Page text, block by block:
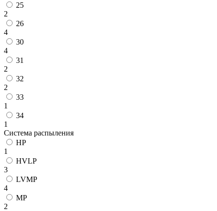
25
2
26
4
30
4
31
2
32
2
33
1
34
1
Система распыления
HP
1
HVLP
3
LVMP
4
MP
2